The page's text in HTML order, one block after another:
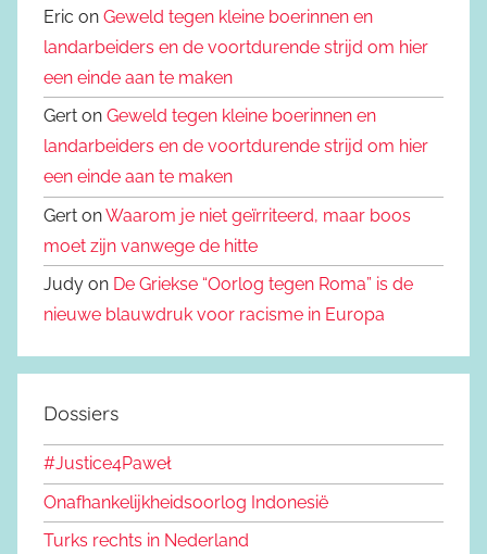
Eric on Geweld tegen kleine boerinnen en
landarbeiders en de voortdurende strijd om hier
een einde aan te maken
Gert on Geweld tegen kleine boerinnen en
landarbeiders en de voortdurende strijd om hier
een einde aan te maken
Gert onWaarom je niet geïrriteerd, maar boos
moet zijn vanwege de hitte
Judy on De Griekse “Oorlog tegen Roma” is de
nieuwe blauwdruk voor racisme in Europa
Dossiers
#Justice4Paweł
Onafhankelijkheidsoorlog Indonesië
Turks rechts in Nederland